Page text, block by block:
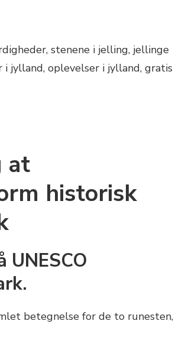
at
historisk
UNESCO
betegnelse for de to runesten,